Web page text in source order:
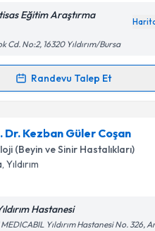
verilerimin işlenmesine ilişkin
işlenmesini kabul ediyorum.
Takvim Talebini Gönder
Eğitim Araştırma
Cd. No:2, 16320 Yıldırım/Bursa
Randevu Talep Et
Takvimi Talebi
Aliiçin randevu takvimi
bu uzmandan randevu almanız
e-posta ile
Dr. Kezban Güler Coşan
(Beyin ve Sinir Hastalıkları)
, Yıldırım
Hastanesi
Yıldırım Hastanesi No. 326,